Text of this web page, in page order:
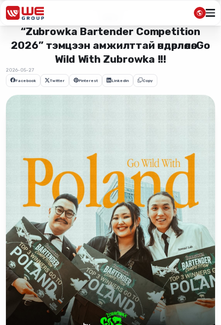
“Zubrowka Bartender Competition
2026” тэмцээн амжилттай өндөрлөлөө. Go
Wild With Zubrowka !!!
2026-05-27
Facebook Twitter Pinterest Linkedin Copy